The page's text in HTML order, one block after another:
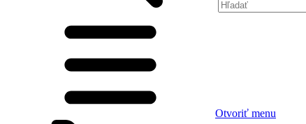
Otvoriť menu